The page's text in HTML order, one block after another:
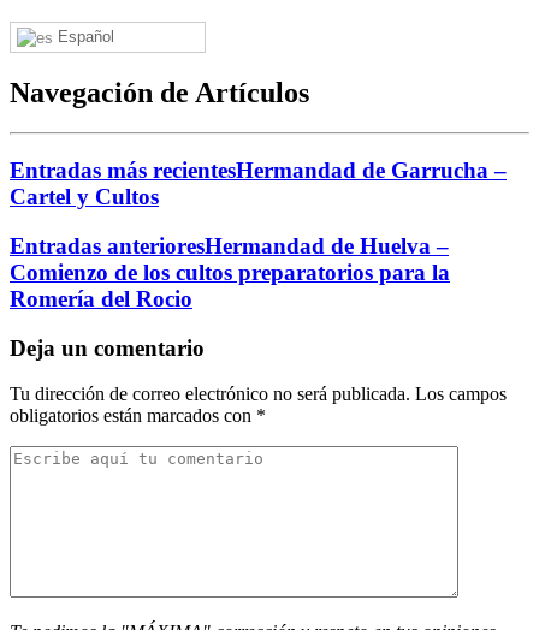
Español
Navegación de Artículos
Entradas más recientesHermandad de Garrucha –
Cartel y Cultos
Entradas anterioresHermandad de Huelva –
Comienzo de los cultos preparatorios para la
Romería del Rocio
Deja un comentario
Tu dirección de correo electrónico no será publicada. Los campos
obligatorios están marcados con *